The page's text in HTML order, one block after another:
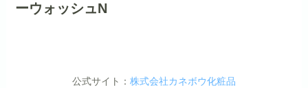
ーウォッシュN
公式サイト： 株式会社カネボウ化粧品